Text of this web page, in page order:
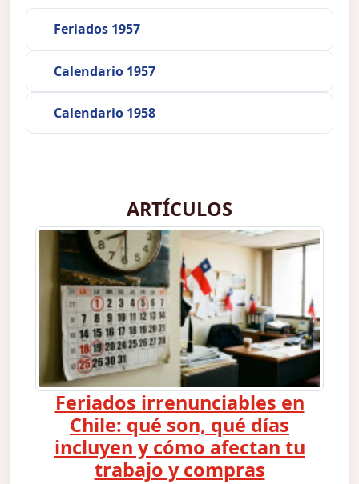
Feriados 1957
Calendario 1957
Calendario 1958
ARTÍCULOS
Feriados irrenunciables en
Chile: qué son, qué días
incluyen y cómo afectan tu
trabajo y compras